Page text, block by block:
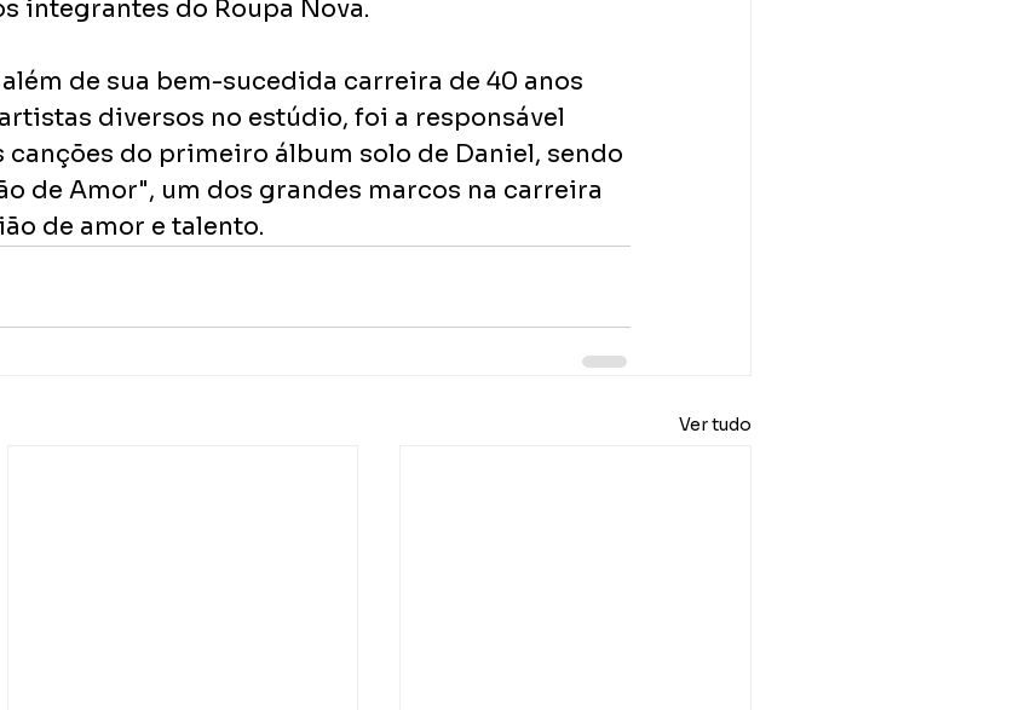
integrantes do Roupa Nova.
de sua bem-sucedida carreira de 40 anos​
diversos no estúdio, foi a responsável​
canções do primeiro álbum solo de Daniel, sendo​
de Amor​", um dos grandes marcos na carreira​
de amor e talento.
Ver tudo